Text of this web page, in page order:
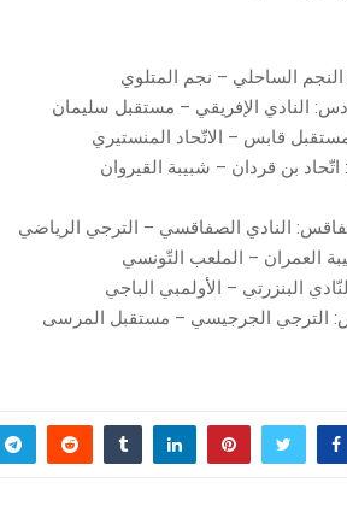
الساحلي – نجم المتلوي
النادي الإفريقي – مستقبل سليمان
قابس – الاتّحاد المنستيري
النادي الصفاقسي – الترجي الرياضي
العمران – الملعب التّونسي
الترجي الجرجيسي – مستقبل المرسى